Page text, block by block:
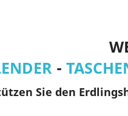
-
Sie den